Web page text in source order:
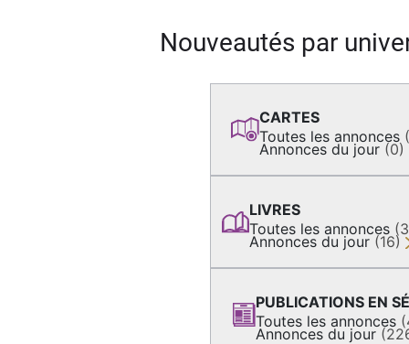
Nouveautés par
CARTES
Toutes les annonces
Annonces du jour (0)
LIVRES
Toutes les annonces
Annonces du jour (16)
PUBLICATIONS EN
Toutes les annonces
Annonces du jour